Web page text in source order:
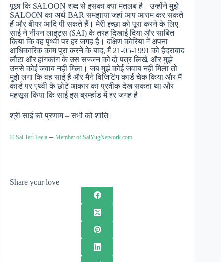
पूछा कि SALOON शब्द से इसका क्या मतलब है। उन्होंने मुझे
SALOON का अर्थ BAR समझाया जहां आप आराम कर सकते
हैं और बीयर आदि पी सकते हैं। मेरी इच्छा को पूरा करने के लिए
साई ने नीयन लाइट्स (SAI) के तरह दिखाई दिया और साबित
किया कि वह पृथ्वी पर हर जगह है। दक्षिण कोरिया में अपना
आधिकारिक काम पूरा करने के बाद, मैं 21-05-1991 को हैदराबाद
लौटा और हांगकांग के उस सज्जन को दो पत्र लिखे, और मुझे
उनसे कोई जवाब नहीं मिला। जब मुझे कोई जवाब नहीं मिला तो
मुझे लगा कि वह साई है और मैंने विजिटिंग कार्ड चेक किया और मैं
कार्ड पर पृथ्वी के छोटे आकार का प्रतीक देख सकता था और
महसूस किया कि साई इस ब्रम्हांड में हर जगह है।
श्री साई को प्रणाम – सभी को शांति।
© Sai Teri Leela – Member of SaiYugNetwork.com
Share your love